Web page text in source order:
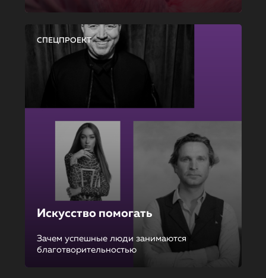
СПЕЦПРОЕКТ
Искусство помогать
Зачем успешные люди занимаются
благотворительностью